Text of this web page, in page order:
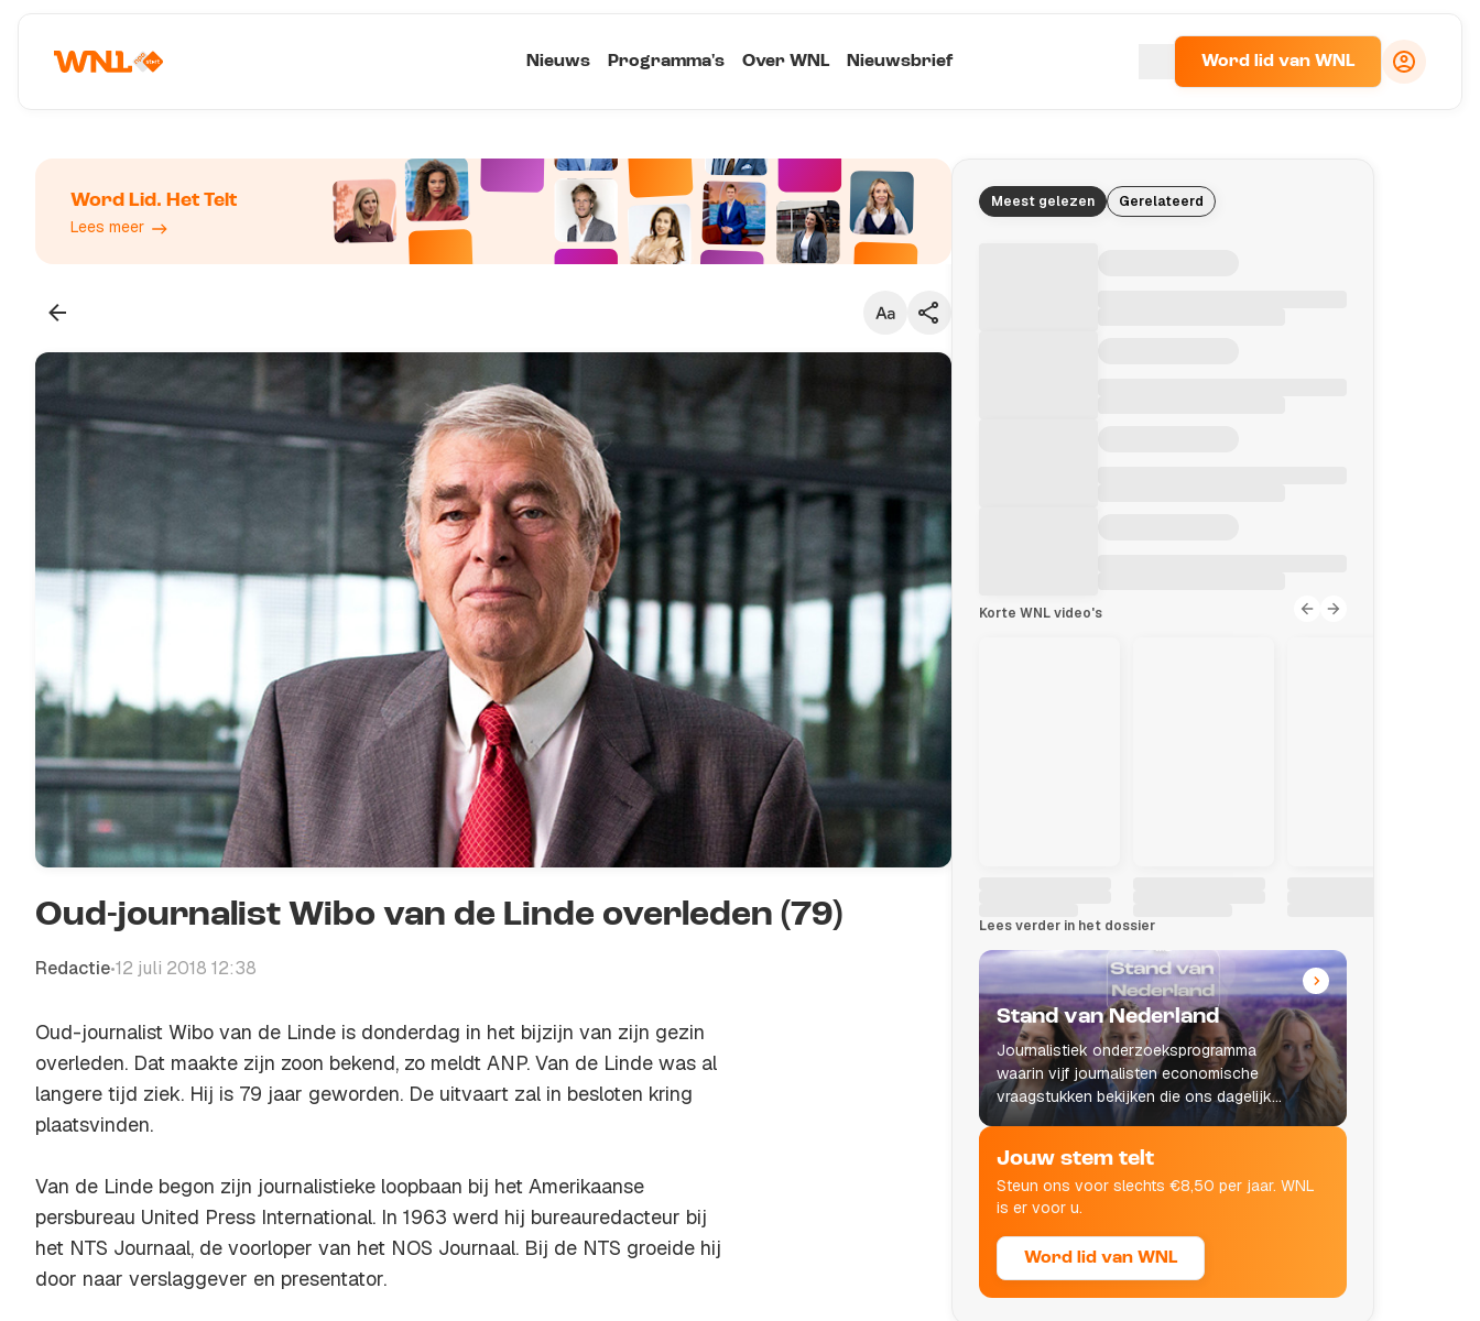
Nieuws Programma's Over WNL Nieuwsbrief Word lid van WNL
Word Lid. Het Telt
Lees meer
Klein
Groot
Kopieer link
Oud-journalist Wibo van de Linde overleden (79)
Redactie•12 juli 2018 12:38
Oud-journalist Wibo van de Linde is donderdag in het bijzijn van zijn gezin
overleden. Dat maakte zijn zoon bekend, zo meldt ANP. Van de Linde was al
langere tijd ziek. Hij is 79 jaar geworden. De uitvaart zal in besloten kring
plaatsvinden.
Van de Linde begon zijn journalistieke loopbaan bij het Amerikaanse
persbureau United Press International. In 1963 werd hij bureauredacteur bij
het NTS Journaal, de voorloper van het NOS Journaal. Bij de NTS groeide hij
door naar verslaggever en presentator.
Meest gelezen Gerelateerd
Korte WNL video's
Lees verder in het dossier
Stand van Nederland
Journalistiek onderzoeksprogramma
waarin vijf journalisten economische
vraagstukken bekijken die ons dagelijks
leven raken.
Jouw stem telt
Steun ons voor slechts €8,50 per jaar. WNL
is er voor u.
Word lid van WNL